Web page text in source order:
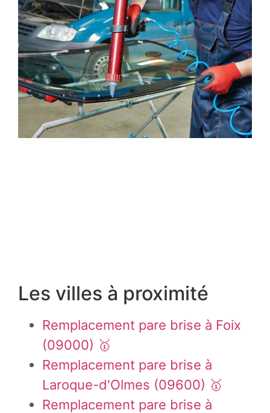
Les villes à proximité
Remplacement pare brise à Foix
(09000) 🥇
Remplacement pare brise à
Laroque-d'Olmes (09600) 🥇
Remplacement pare brise à